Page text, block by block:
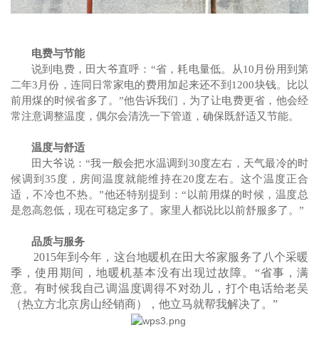
电费与节能
说到电费，田大爷直呼 ： “省，耗电量低。 从10月份用到第
二年3月份， 连同日常家电的费用加起来还不到 1200块钱。比以
前用煤的时候省多了。”他告诉我们， 为了让电费更省， 他会经
常注意调整温度 ， 偶尔会清洗一下管道 ，确保既舒适又节能。
温度与舒适
田大爷说：“我一般会把水温调到30度左右 ， 天气最冷的时
候调到35度 ，房间温度就能维持在20度左右。这个温度正合
适，不冷也不热。”他还特别提到：“以前用煤的时候，温度总
是忽高忽低，现在可稳定多了。家里人都说比以前舒服多了。”
品质与服务
2015年到今年，这台地暖机在田大爷家服务了八个采暖
季，使用期间，地暖机基本没有出现过故障。“省事，满
意。有时候我自己调温度调得不对劲儿，打个电话给老吴
（热立方北京房山经销商），他立马就帮我解决了。”